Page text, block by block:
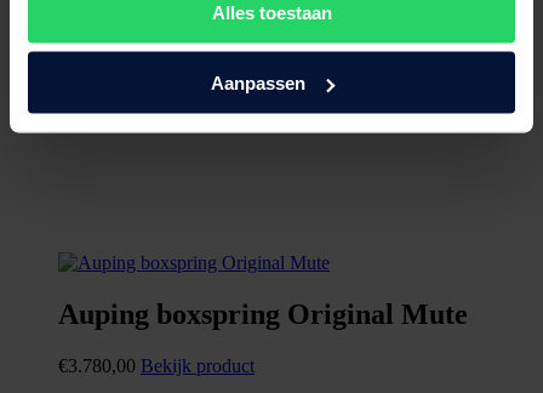
Alles toestaan
Aanpassen
Auping boxspring Original Mute
€3.780,00 Bekijk product